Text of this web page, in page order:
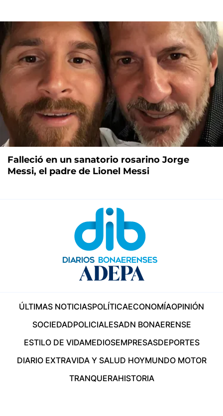
Falleció en un sanatorio rosarino Jorge
Messi, el padre de Lionel Messi
ÚLTIMAS NOTICIASPOLÍTICAECONOMÍAOPINIÓN
SOCIEDADPOLICIALESADN BONAERENSE
ESTILO DE VIDAMEDIOSEMPRESASDEPORTES
DIARIO EXTRAVIDA Y SALUD HOYMUNDO MOTOR
TRANQUERAHISTORIA